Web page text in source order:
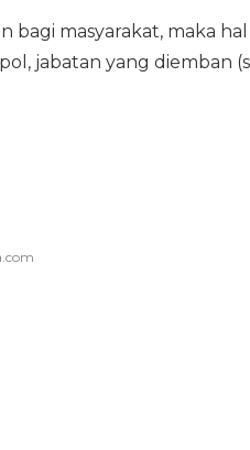
bagi masyarakat, maka
jabatan yang diemban